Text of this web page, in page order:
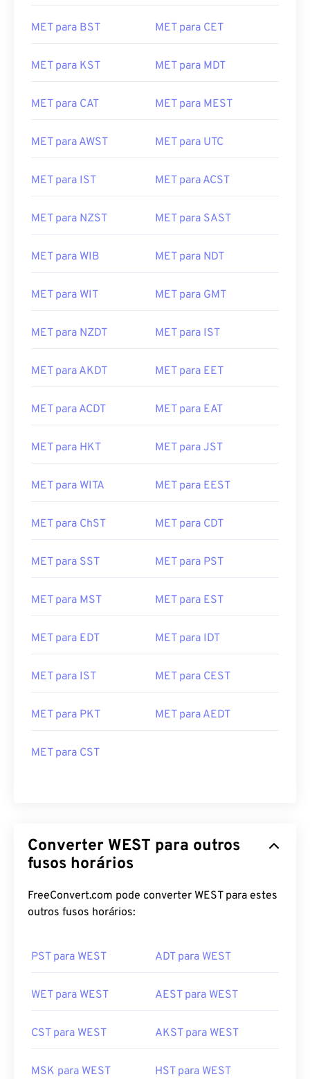
MET para BST MET para CET
MET para KST MET para MDT
MET para CAT MET para MEST
MET para AWST MET para UTC
MET para IST MET para ACST
MET para NZST MET para SAST
MET para WIB MET para NDT
MET para WIT MET para GMT
MET para NZDT MET para IST
MET para AKDT MET para EET
MET para ACDT MET para EAT
MET para HKT MET para JST
MET para WITA MET para EEST
MET para ChST MET para CDT
MET para SST MET para PST
MET para MST MET para EST
MET para EDT MET para IDT
MET para IST MET para CEST
MET para PKT MET para AEDT
MET para CST
Converter WEST para outros
fusos horários
FreeConvert.com pode converter WEST para estes
outros fusos horários:
PST para WEST ADT para WEST
WET para WEST AEST para WEST
CST para WEST AKST para WEST
MSK para WEST HST para WEST